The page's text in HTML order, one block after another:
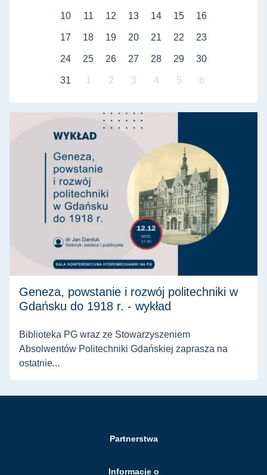
10 11 12 13 14 15 16
17 18 19 20 21 22 23
24 25 26 27 28 29 30
31 1 2 3 4 5 6
Geneza, powstanie i rozwój politechniki w Gdańsku do 1918
Geneza, powstanie i rozwój politechniki w
Gdańsku do 1918 r. - wykład
Biblioteka PG wraz ze Stowarzyszeniem
Absolwentów Politechniki Gdańskiej zaprasza na
ostatnie...
Partnerstwa
Informacje o